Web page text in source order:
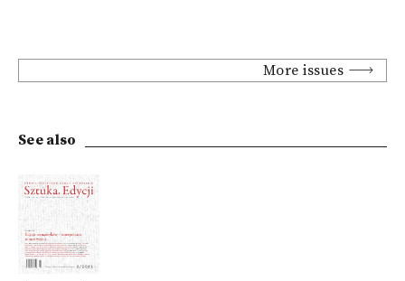
More issues
See also